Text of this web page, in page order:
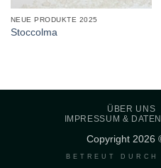
NEUE PRODUKTE 2025
Stoccolma
ÜBER UNS
IMPRESSUM &
Copyright 2026
BETREUT DURCH